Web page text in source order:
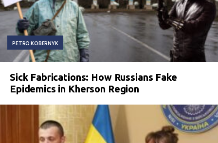
PETRO KOBERNYK
Sick Fabrications: How Russians Fake
Epidemics in Kherson Region